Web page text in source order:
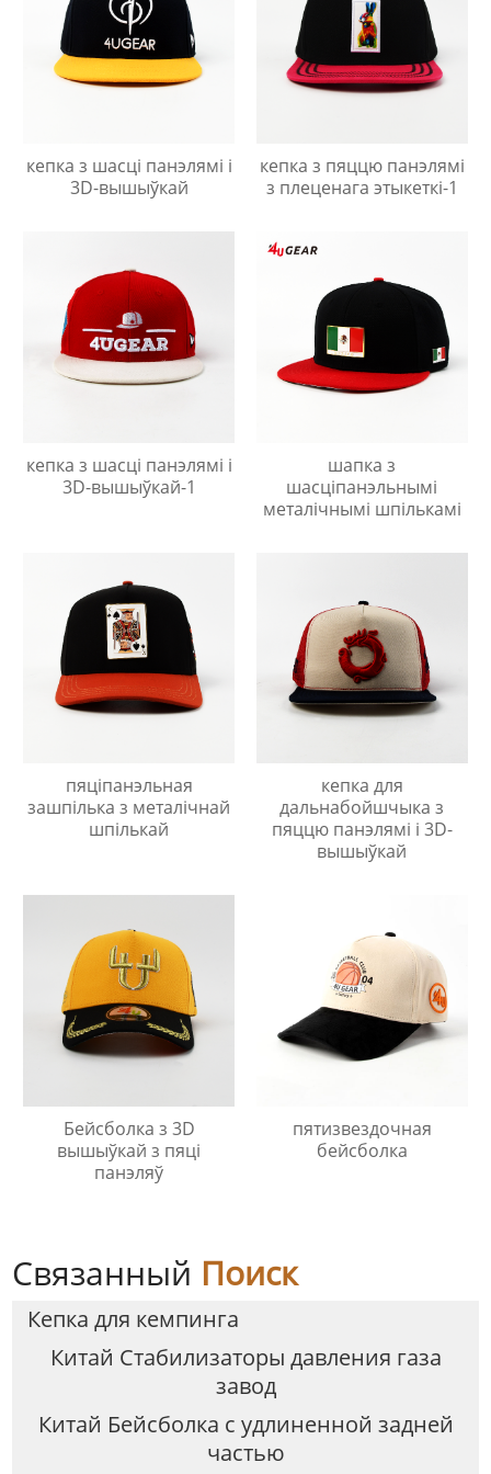
кепка з шасці панэлямі і
3D-вышыўкай
кепка з пяццю панэлямі
з плеценага этыкеткі-1
кепка з шасці панэлямі і
3D-вышыўкай-1
шапка з
шасціпанэльнымі
металічнымі шпількамі
пяціпанэльная
зашпілька з металічнай
шпількай
кепка для
дальнабойшчыка з
пяццю панэлямі і 3D-
вышыўкай
Бейсболка з 3D
вышыўкай з пяці
панэляў
пятизвездочная
бейсболка
Связанный Поиск
Кепка для кемпинга
Китай Стабилизаторы давления газа
завод
Китай Бейсболка с удлиненной задней
частью